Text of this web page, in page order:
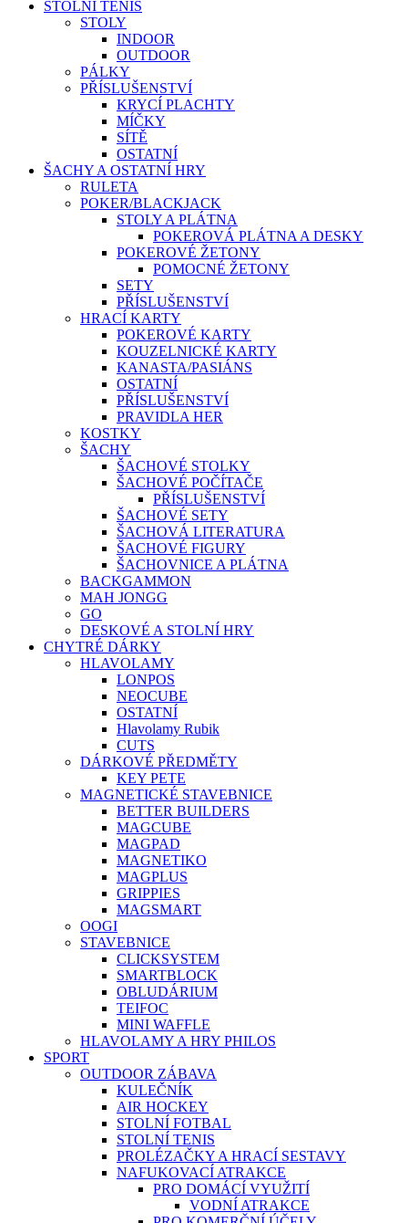
STOLNÍ TENIS
STOLY
INDOOR
OUTDOOR
PÁLKY
PŘÍSLUŠENSTVÍ
KRYCÍ PLACHTY
MÍČKY
SÍTĚ
OSTATNÍ
ŠACHY A OSTATNÍ HRY
RULETA
POKER/BLACKJACK
STOLY A PLÁTNA
POKEROVÁ PLÁTNA A DESKY
POKEROVÉ ŽETONY
POMOCNÉ ŽETONY
SETY
PŘÍSLUŠENSTVÍ
HRACÍ KARTY
POKEROVÉ KARTY
KOUZELNICKÉ KARTY
KANASTA/PASIÁNS
OSTATNÍ
PŘÍSLUŠENSTVÍ
PRAVIDLA HER
KOSTKY
ŠACHY
ŠACHOVÉ STOLKY
ŠACHOVÉ POČÍTAČE
PŘÍSLUŠENSTVÍ
ŠACHOVÉ SETY
ŠACHOVÁ LITERATURA
ŠACHOVÉ FIGURY
ŠACHOVNICE A PLÁTNA
BACKGAMMON
MAH JONGG
GO
DESKOVÉ A STOLNÍ HRY
CHYTRÉ DÁRKY
HLAVOLAMY
LONPOS
NEOCUBE
OSTATNÍ
Hlavolamy Rubik
CUTS
DÁRKOVÉ PŘEDMĚTY
KEY PETE
MAGNETICKÉ STAVEBNICE
BETTER BUILDERS
MAGCUBE
MAGPAD
MAGNETIKO
MAGPLUS
GRIPPIES
MAGSMART
OOGI
STAVEBNICE
CLICKSYSTEM
SMARTBLOCK
OBLUDÁRIUM
TEIFOC
MINI WAFFLE
HLAVOLAMY A HRY PHILOS
SPORT
OUTDOOR ZÁBAVA
KULEČNÍK
AIR HOCKEY
STOLNÍ FOTBAL
STOLNÍ TENIS
PROLÉZAČKY A HRACÍ SESTAVY
NAFUKOVACÍ ATRAKCE
PRO DOMÁCÍ VYUŽITÍ
VODNÍ ATRAKCE